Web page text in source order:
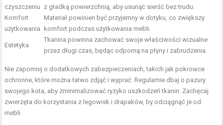
czyszczeniu z gładką powierzchnią, aby usunąć sierść bez trudu.
Komfort
użytkowania
Materiał powinien być przyjemny w dotyku, co zwiększy
komfort podczas użytkowania mebli.
Estetyka
Tkanina powinna zachować swoje właściwości wizualne
przez długi czas, będąc odporną na płyny i zabrudzenia.
Nie zapomnij o dodatkowych zabezpieczeniach, takich jak pokrowce
ochronne, które można łatwo zdjąć i wyprać. Regularnie dbaj o pazury
swojego kota, aby zminimalizować ryzyko uszkodzeń tkanin. Zachęcaj
zwierzęta do korzystania z legowisk i drapaków, by odciągnąć je od
mebli.